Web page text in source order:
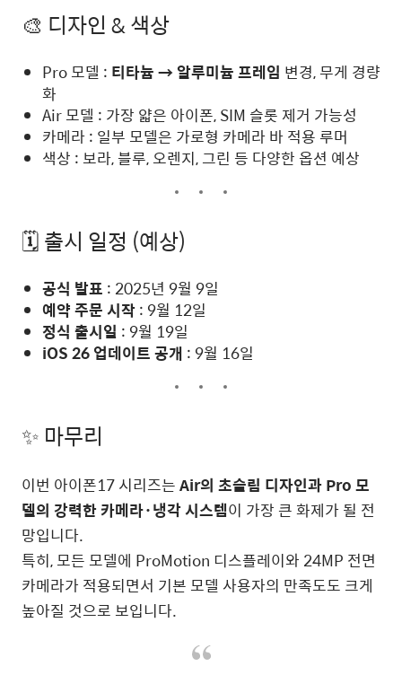
🎨 디자인 & 색상
Pro 모델 : 티타늄 → 알루미늄 프레임 변경, 무게 경량
화
Air 모델 : 가장 얇은 아이폰, SIM 슬롯 제거 가능성
카메라 : 일부 모델은 가로형 카메라 바 적용 루머
색상 : 보라, 블루, 오렌지, 그린 등 다양한 옵션 예상
🗓 출시 일정 (예상)
공식 발표 : 2025년 9월 9일
예약 주문 시작: 9월 12일
정식 출시일 : 9월 19일
iOS 26 업데이트 공개 : 9월 16일
✨ 마무리
이번 아이폰17 시리즈는Air의 초슬림 디자인과 Pro 모
델의 강력한 카메라·냉각 시스템이 가장 큰 화제가 될 전
망입니다.
특히, 모든 모델에 ProMotion 디스플레이와 24MP 전면
카메라가 적용되면서 기본 모델 사용자의 만족도도 크게
높아질 것으로 보입니다.